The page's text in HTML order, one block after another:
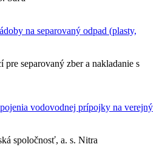
na separovaný odpad (plasty,
pre separovaný zber a nakladanie s
vodovodnej prípojky na verejný
spoločnosť, a. s. Nitra